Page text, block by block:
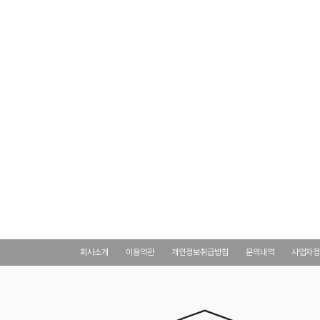
회사소개 이용약관 개인정보취급방침 문의내역 사업자